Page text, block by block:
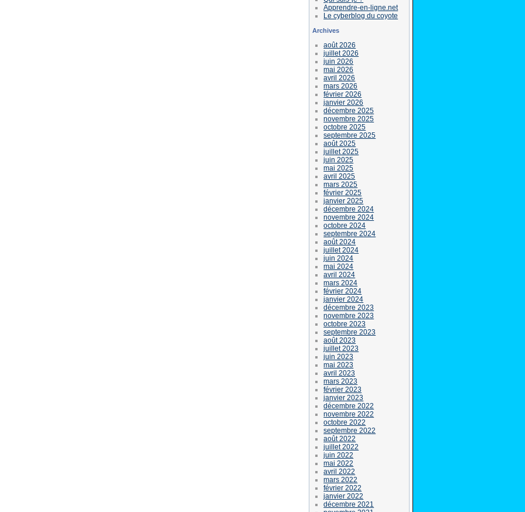
Apprendre-en-ligne.net
Le cyberblog du coyote
Archives
août 2026
juillet 2026
juin 2026
mai 2026
avril 2026
mars 2026
février 2026
janvier 2026
décembre 2025
novembre 2025
octobre 2025
septembre 2025
août 2025
juillet 2025
juin 2025
mai 2025
avril 2025
mars 2025
février 2025
janvier 2025
décembre 2024
novembre 2024
octobre 2024
septembre 2024
août 2024
juillet 2024
juin 2024
mai 2024
avril 2024
mars 2024
février 2024
janvier 2024
décembre 2023
novembre 2023
octobre 2023
septembre 2023
août 2023
juillet 2023
juin 2023
mai 2023
avril 2023
mars 2023
février 2023
janvier 2023
décembre 2022
novembre 2022
octobre 2022
septembre 2022
août 2022
juillet 2022
juin 2022
mai 2022
avril 2022
mars 2022
février 2022
janvier 2022
décembre 2021